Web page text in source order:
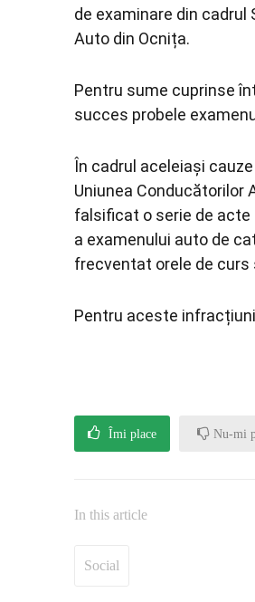
de examinare din
Auto din Ocnița.
Pentru sume cuprinse
succes probele
În cadrul aceleiași
Uniunea Conducătorilor
falsificat o serie de
a examenului auto de
frecventat orele de curs
Pentru aceste
Îmi place Nu-mi
In this article
Social